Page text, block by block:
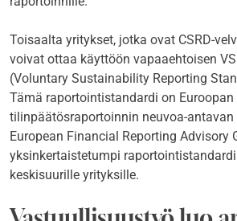
Toisaalta yritykset, jotka ovat CSRD-
voivat ottaa käyttöön vapaaehtoisen
(Voluntary Sustainability Reporting
Tämä raportointistandardi on Euroopan
tilinpäätösraportoinnin neuvoa-antavan
European Financial Reporting Advisory
yksinkertaistetumpi
keskisuurille yrityksille.